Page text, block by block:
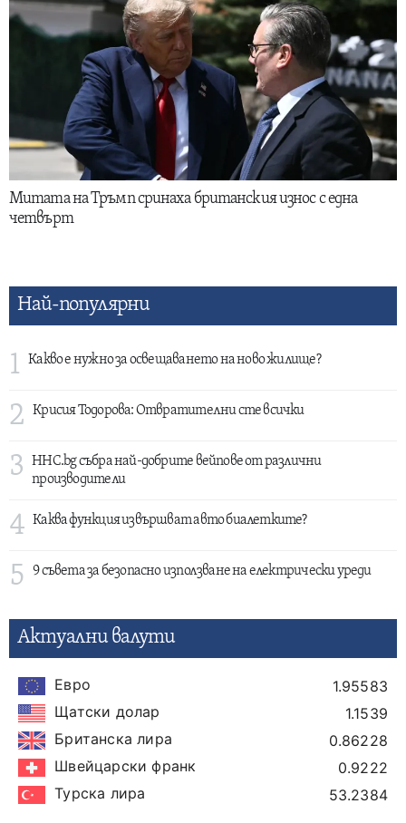
Митата на Тръмп сринаха британския износ с една
четвърт
Най-популярни
1 Какво е нужно за освещаването на ново жилище?
2 Крисия Тодорова: Отвратителни сте всички
3
HHC.bg събра най-добрите вейпове от различни
производители
4 Каква функция извършват авто биалетките?
5 9 съвета за безопасно използване на електрически уреди
Актуални валути
Евро
1.95583
Щатски долар
1.1539
Британска лира
0.86228
Швейцарски франк
0.9222
Турска лира
53.2384